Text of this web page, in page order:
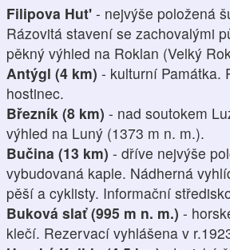
Filipova Hut' - nejvýše položená
Rázovitá stavení se zachovalými
pěkný výhled na Roklan (Velký
Antýgl (4 km) - kulturní Památka.
hostinec.
Březník (8 km) - nad soutokem
výhled na Luný (1373 m n. m.).
Bučina (13 km) - dříve nejvýše
vybudovaná kaple. Nádherná
pěší a cyklisty. Informační
Buková slať (995 m n. m.) -
klečí. Rezervací vyhlášena v